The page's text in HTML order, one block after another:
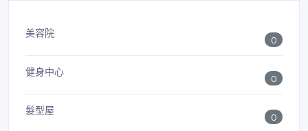
美容院
0
健身中心
0
髮型屋
0